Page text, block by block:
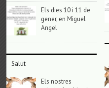
Els dies 10 i 11 de
gener, en Miguel
Angel
Salut
Els nostres